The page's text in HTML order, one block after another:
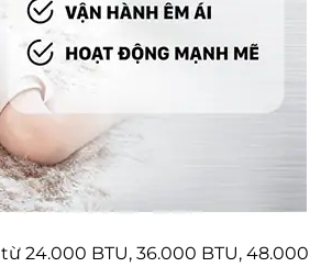
24.000 BTU, 36.000 BTU, 48.000